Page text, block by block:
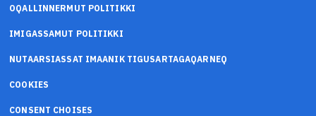
OQALLINNERMUT POLITIKKI
IMIGASSAMUT POLITIKKI
NUTAARSIASSAT IMAANIK TIGUSARTAGAQARNEQ
COOKIES
CONSENT CHOISES